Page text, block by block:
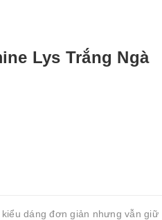
Lys Trắng Ngà
dáng đơn giản nhưng vẫn giữ